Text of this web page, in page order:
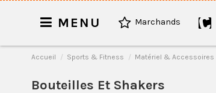
MENU Marchands
Accueil Sports & Fitness Matériel & Accessoires
Bouteilles Et Shakers